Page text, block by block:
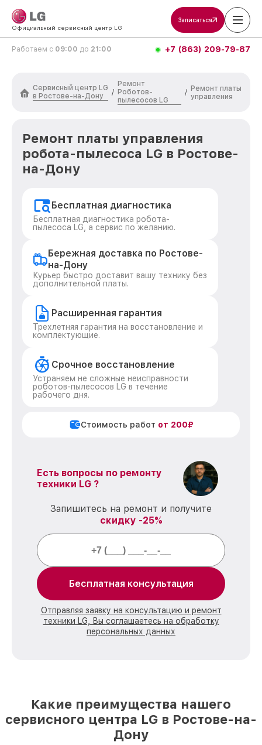
Официальный сервисный центр LG
Записаться
Работаем с 09:00 до 21:00 +7 (863) 209-79-87
Сервисный центр LG
в Ростове-на-Дону
/
Ремонт
Роботов-
пылесосов LG
/ Ремонт платы
управления
Ремонт платы управления
робота-пылесоса LG в Ростове-
на-Дону
Бесплатная диагностика
Бесплатная диагностика робота-
пылесоса LG, а сервис по желанию.
Бережная доставка по Ростове-
на-Дону
Курьер быстро доставит вашу технику без
дополнительной платы.
Расширенная гарантия
Трехлетняя гарантия на восстановление и
комплектующие.
Срочное восстановление
Устраняем не сложные неисправности
роботов-пылесосов LG в течение
рабочего дня.
Стоимость работ от 200₽
Есть вопросы по ремонту
техники LG ?
Запишитесь на ремонт и получите
скидку -25%
Бесплатная консультация
Отправляя заявку на консультацию и ремонт
техники LG, Вы соглашаетесь на обработку
персональных данных
Какие преимущества нашего
сервисного центра LG в Ростове-на-
Дону